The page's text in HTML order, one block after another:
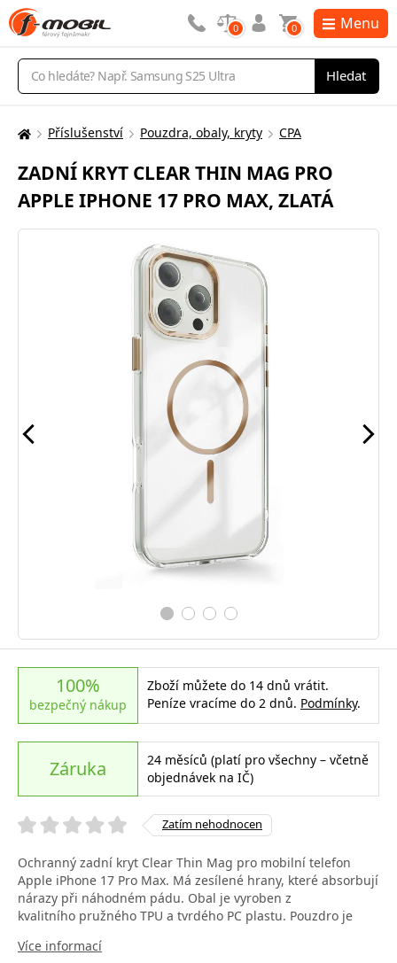
Vyhledávání
Hledat
0 0 Menu
Zde
nacházíte:
Příslušenství Pouzdra, obaly, kryty CPA
ZADNÍ KRYT CLEAR THIN MAG PRO
APPLE IPHONE 17 PRO MAX, ZLATÁ
100%
bezpečný nákup
Zboží můžete do 14 dnů vrátit.
Peníze vracíme do 2 dnů. Podmínky.
Záruka
24 měsíců (platí pro všechny – včetně
objednávek na IČ)
Zatím nehodnocen
Ochranný zadní kryt Clear Thin Mag pro mobilní telefon
Apple iPhone 17 Pro Max. Má zesílené hrany, které absorbují
nárazy při náhodném pádu. Obal je vyroben z
kvalitního pružného TPU a tvrdého PC plastu. Pouzdro je
Více informací